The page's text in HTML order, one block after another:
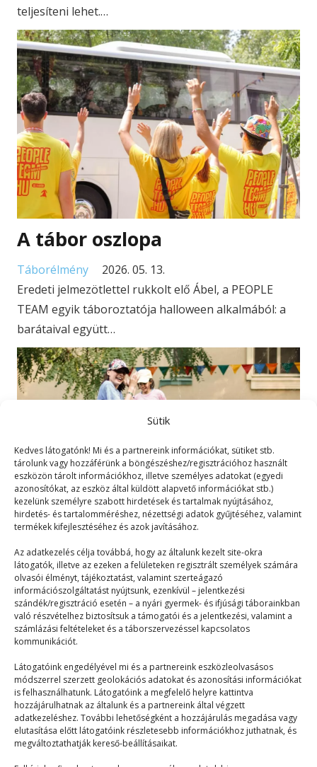
Sütik
Kedves látogatónk! Mi és a partnereink információkat, sütiket stb.
tárolunk vagy hozzáférünk a böngészéshez/regisztrációhoz használt
eszközön tárolt információkhoz, illetve személyes adatokat (egyedi
azonosítókat, az eszköz által küldött alapvető információkat stb.)
kezelünk személyre szabott hirdetések és tartalmak nyújtásához,
hirdetés- és tartalomméréshez, nézettségi adatok gyűjtéséhez, valamint
termékek kifejlesztéséhez és azok javításához.
Az adatkezelés célja továbbá, hogy az általunk kezelt site-okra
látogatók, illetve az ezeken a felületeken regisztrált személyek számára
olvasói élményt, tájékoztatást, valamint szerteágazó
információszolgáltatást nyújtsunk, ezenkívül – jelentkezési
szándék/regisztráció esetén – a nyári gyermek- és ifjúsági táborainkban
való részvételhez biztosítsuk a támogatói és a jelentkezési, valamint a
számlázási feltételeket és a táborszervezéssel kapcsolatos
kommunikációt.
Látogatóink engedélyével mi és a partnereink eszközleolvasásos
módszerrel szerzett geolokációs adatokat és azonosítási információkat
is felhasználhatunk. Látogatóink a megfelelő helyre kattintva
hozzájárulhatnak az általunk és a partnereink által végzett
adatkezeléshez. További lehetőségként a hozzájárulás megadása vagy
elutasítása előtt látogatóink részletesebb információkhoz juthatnak, és
megváltoztathatják kereső-beállításaikat.
teljesíteni lehet.…
A tábor oszlopa
Táborélmény
2026. 05. 13.
Eredeti jelmezötlettel rukkolt elő Ábel, a PEOPLE
TEAM egyik táboroztatója halloween alkalmából: a
barátaival együtt…
Mutánsok nyomában
Táborélmény
2024. 09. 03.
Vízi csata és nyomozás egy napon? Wooow! A szerda
délutáni program vízi csata volt a…
© 2023–2026